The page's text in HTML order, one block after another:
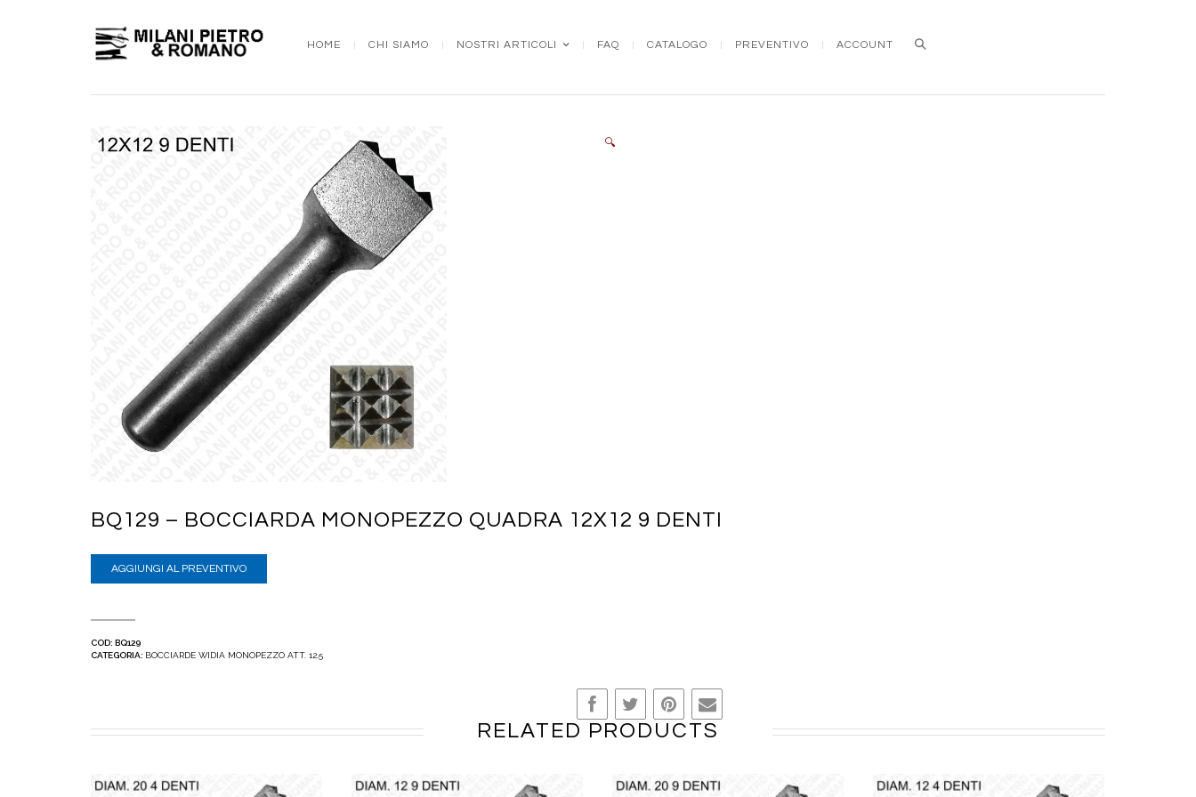
HOME CHI SIAMO NOSTRI ARTICOLI FAQ CATALOGO PREVENTIVO ACCOUNT
🔍
BQ129 – BOCCIARDA MONOPEZZO QUADRA 12X12 9 DENTI
AGGIUNGI AL PREVENTIVO
COD: BQ129
CATEGORIA: BOCCIARDE WIDIA MONOPEZZO ATT. 12.5
RELATED PRODUCTS